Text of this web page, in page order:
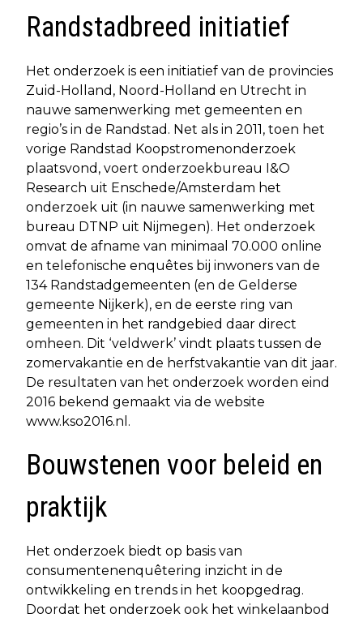
Randstadbreed initiatief
Het onderzoek is een initiatief van de provincies
Zuid-Holland, Noord-Holland en Utrecht in
nauwe samenwerking met gemeenten en
regio’s in de Randstad. Net als in 2011, toen het
vorige Randstad Koopstromenonderzoek
plaatsvond, voert onderzoekbureau I&O
Research uit Enschede/Amsterdam het
onderzoek uit (in nauwe samenwerking met
bureau DTNP uit Nijmegen). Het onderzoek
omvat de afname van minimaal 70.000 online
en telefonische enquêtes bij inwoners van de
134 Randstadgemeenten (en de Gelderse
gemeente Nijkerk), en de eerste ring van
gemeenten in het randgebied daar direct
omheen. Dit ‘veldwerk’ vindt plaats tussen de
zomervakantie en de herfstvakantie van dit jaar.
De resultaten van het onderzoek worden eind
2016 bekend gemaakt via de website
www.kso2016.nl.
Bouwstenen voor beleid en
praktijk
Het onderzoek biedt op basis van
consumentenenquêtering inzicht in de
ontwikkeling en trends in het koopgedrag.
Doordat het onderzoek ook het winkelaanbod